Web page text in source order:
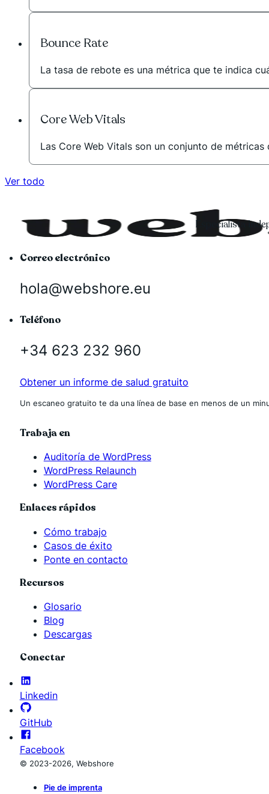
Bounce Rate
La tasa de rebote es una métrica que te indica
Core Web Vitals
Las Core Web Vitals son un conjunto de
Ver todo
Especialista
Correo electrónico
hola@webshore.eu
Teléfono
+34 623 232 960
Obtener un informe de salud gratuito
Un escaneo gratuito te da una línea de base en menos de un
Trabaja en
Auditoría de WordPress
WordPress Relaunch
WordPress Care
Enlaces rápidos
Cómo trabajo
Casos de éxito
Ponte en contacto
Recursos
Glosario
Blog
Descargas
Conectar
Linkedin
GitHub
Facebook
© 2023-2026, Webshore
Pie de imprenta